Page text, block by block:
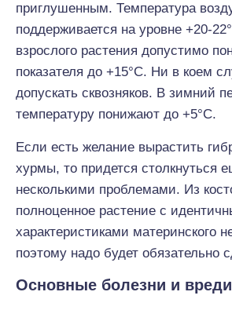
приглушенным. Температура
поддерживается на уровне +20-
взрослого растения допустимо
показателя до +15°С. Ни в коем
допускать сквозняков. В зимний
температуру понижают до +5°С.
Если есть желание вырастить
хурмы, то придется столкнуться
несколькими проблемами. Из
полноценное растение с
характеристиками материнского
поэтому надо будет обязательно
Основные болезни и